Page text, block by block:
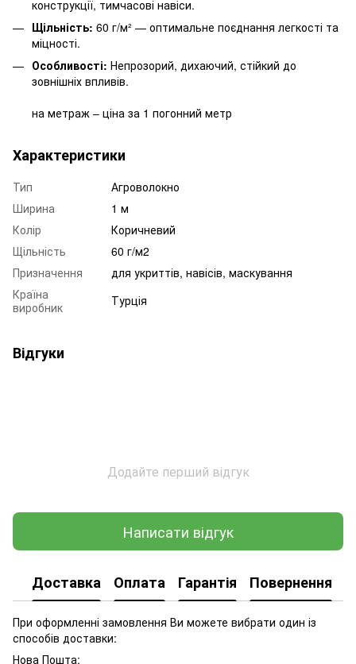
конструкції, тимчасові навіси.
Щільність: 60 г/м² — оптимальне поєднання легкості та
міцності.
Особливості: Непрозорий, дихаючий, стійкий до
зовнішніх впливів.
на метраж – ціна за 1 погонний метр
Характеристики
Тип
Агроволокно
Ширина
1 м
Колір
Коричневий
Щільність
60 г/м2
Призначення
для укриттів, навісів, маскування
Країна
виробник
Турція
Відгуки
Додайте перший відгук
Написати відгук
Доставка Оплата Гарантія Повернення
При оформленні замовлення Ви можете вибрати один із
способів доставки:
Нова Пошта: